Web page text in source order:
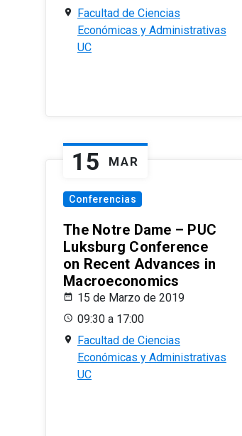
Facultad de Ciencias
Económicas y Administrativas
UC
15 MAR
Conferencias
The Notre Dame – PUC
Luksburg Conference
on Recent Advances in
Macroeconomics
15 de Marzo de 2019
09:30 a 17:00
Facultad de Ciencias
Económicas y Administrativas
UC